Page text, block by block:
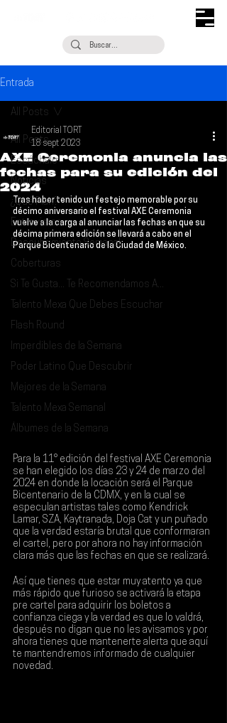
Entrada
All Posts
Escúchalo
Noticias
¿Qué Plan?
Entrevistas
Descubrimiento Semanal
Coberturas
Si Te Gusta... Te Recomendamos A...
Talento Mexa Que Debes Escuchar
Flash Round
Imperdibles de la Semana
Poder Latino Que Descubrir
Mejores de la Semana
Talento Mexa Semanal
Álbumes de la Semana
All Posts
AXE Ceremonia anuncia las
fechas para su edición del
2024
Editorial TORT
18 sept 2023
Tras haber tenido un festejo memorable por su
décimo aniversario el festival AXE Ceremonia
vuelve a la carga al anunciar las fechas en que su
décima primera edición se llevará a cabo en el
Parque Bicentenario de la Ciudad de México.
Para la 11° edición del festival AXE Ceremonia
se han elegido los días 23 y 24 de marzo del
2024 en donde la locación será el Parque
Bicentenario de la CDMX, y en la cual se
especulan artistas tales como Kendrick
Lamar, SZA, Kaytranada, Doja Cat y un puñado
que la verdad estaría brutal que conformaran
el cartel, pero por ahora no hay información
clara más que las fechas en que se realizará.
Así que tienes que estar muy atento ya que
más rápido que furioso se activará la etapa
pre cartel para adquirir los boletos a
confianza ciega y la verdad es que lo valdrá,
después no digan que no les avisamos y por
ahora tienes que mantenerte alerta que aquí
te mantendremos informado de cualquier
novedad.